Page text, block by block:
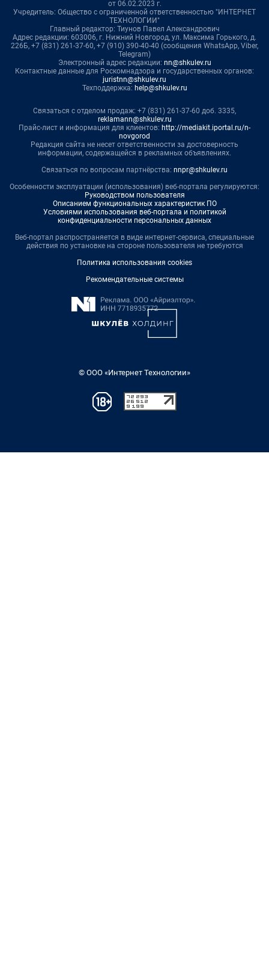
от 06.02.2023 г.
Учредитель: Общество с ограниченной ответственностью "ИНТЕРНЕТ
ТЕХНОЛОГИИ"
Главный редактор: Тиунов Павел Александрович
Адрес редакции: 603006, г. Нижний Новгород, ул. Максима Горького, д.
226Б, +7 (831) 261-37-60, +7 (910) 390-40-40 (сообщения WhatsApp, Viber,
Telegram)
Электронный адрес редакции: nn@shkulev.ru
Контактные данные для Роскомнадзора и государственных органов:
juristnn@shkulev.ru
Техподдержка: help@shkulev.ru
Связаться с отделом продаж: +7 (831) 261-37-60 доб. 3335,
reklamann@shkulev.ru
Прайс-лист и информация для клиентов: http://mediakit.iportal.ru/n-
novgorod
Редакция сайта не несет ответственности за достоверность
информации, содержащейся в рекламных объявлениях.
Связаться по вопросам партнёрства: nnpr@shkulev.ru
Особенности эксплуатации (использования) веб-портала регулируются:
Руководством пользователя
Описанием функциональных характеристик ПО
Условиями использования веб-портала и политикой
конфиденциальности персональных данных
Веб-портал распространяется в виде интернет-сервиса, специальные
действия по установке на стороне пользователя не требуются
Политика использования cookies
Рекомендательные системы
© ООО «Интернет Технологии»